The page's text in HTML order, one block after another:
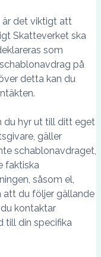
är det viktigt att
Skatteverket ska
som
på
detta kan du
du hyr ut till ditt eget
gäller
schablonavdraget,
faktiska
såsom el,
att du följer gällande
kontaktar
till din specifika